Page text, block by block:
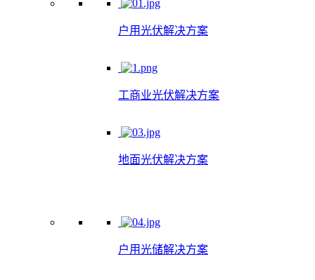
户用光伏解决方案
工商业光伏解决方案
地面光伏解决方案
户用光储解决方案